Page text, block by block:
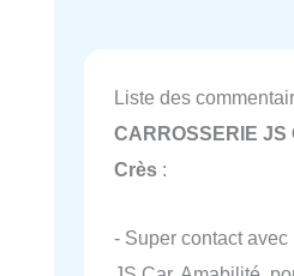
Liste des
CARROSSERIE JS
Crès :
- Super contact avec